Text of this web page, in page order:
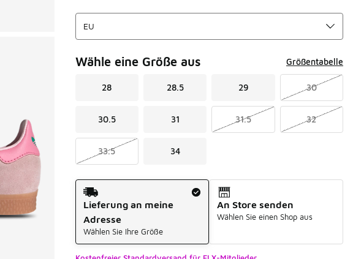
Wähle eine Größe aus Größentabelle
28 28.5 29 30
30.5 31 31.5 32
33.5 34
Versandart
Lieferung an meine
Adresse
Wählen Sie Ihre Größe
An Store senden
Wählen Sie einen Shop aus